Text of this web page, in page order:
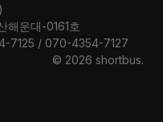
해운대-0161호
7125 / 070-4354-7127
© 2026 shortbus.